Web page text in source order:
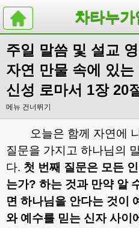
차타누가
주일 말씀 및 설교
자연 만물 속에 있
신성 로마서 1장 20
메뉴 건너뛰기
오늘은 함께 자연에
질문을 가지고 하나님의
다. 첫 번째 질문은 모든
는가? 하는 것과 만약 알
면 하나님을 안다는 것이
와 예수를 믿는 신자 사이